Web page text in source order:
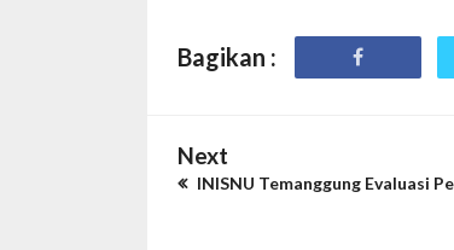
Bagikan :
Next
INISNU Temanggung Evaluasi